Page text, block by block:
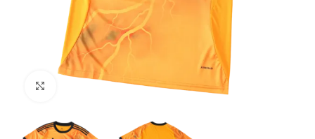
Click to enlarge